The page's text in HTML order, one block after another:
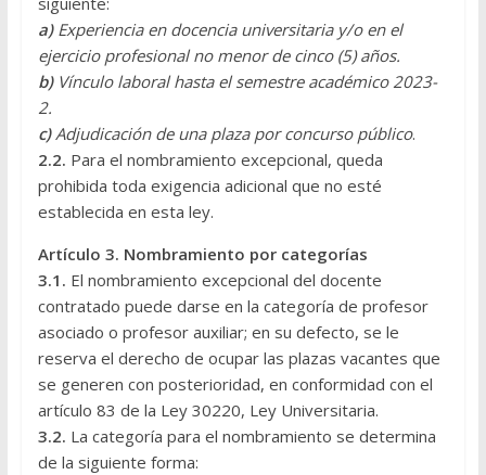
a)Experiencia en docencia universitaria y/o en el
ejercicio profesional no menor de cinco (5) años.
b)Vínculo laboral hasta el semestre académico 2023-
2.
c)Adjudicación de una plaza por concurso público.
2.2. Para el nombramiento excepcional, queda
prohibida toda exigencia adicional que no esté
establecida en esta ley.
Artículo 3. Nombramiento por categorías
3.1. El nombramiento excepcional del docente
contratado puede darse en la categoría de profesor
asociado o profesor auxiliar; en su defecto, se le
reserva el derecho de ocupar las plazas vacantes que
se generen con posterioridad, en conformidad con el
artículo 83 de la Ley 30220, Ley Universitaria.
3.2. La categoría para el nombramiento se determina
de la siguiente forma: